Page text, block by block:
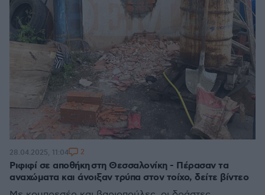
Ριφιφί σε αποθήκη στη Θεσσαλονίκη - Πέρασαν τα
αναχώματα και άνοιξαν τρύπα στον τοίχο, δείτε βίντεο
28.04.2025, 11:04 2